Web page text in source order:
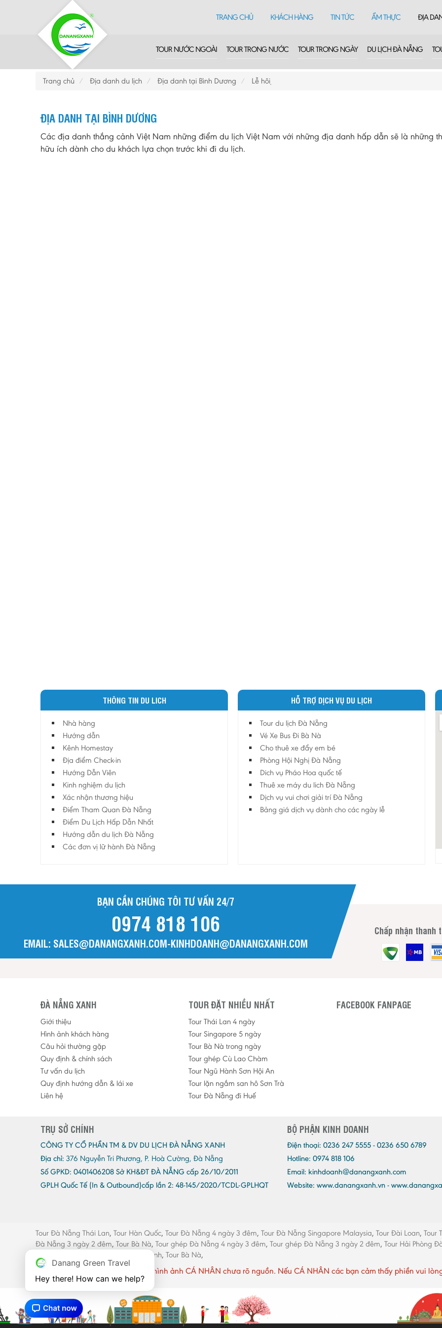
TRANG CHỦ KHÁCH HÀNG TIN TỨC ẨM THỰC ĐỊA
TOUR NƯỚC NGOÀI TOUR TRONG NƯỚC TOUR TRONG NGÀY DU LỊCH ĐÀ NẴNG
Trang chủ Địa danh du lịch Địa danh tại Bình Dương Lễ hội
ĐỊA DANH TẠI BÌNH DƯƠNG
Các địa danh thắng cảnh Việt Nam những điểm du lịch Việt Nam với những địa danh hấp dẫn sẽ là những
hữu ích dành cho du khách lựa chọn trước khi đi du lịch.
THÔNG TIN DU LICH
Nhà hàng
Hướng dẫn
Kênh Homestay
Địa điểm Check-in
Hướng Dẫn Viên
Kinh nghiệm du lịch
Xác nhận thương hiệu
Điểm Tham Quan Đà Nẵng
Điểm Du Lịch Hấp Dẫn Nhất
Hướng dẫn du lịch Đà Nẵng
Các đơn vị lữ hành Đà Nẵng
HỖ TRỢ DỊCH VỤ DU LỊCH
Tour du lịch Đà Nẵng
Vé Xe Bus Đi Bà Nà
Cho thuê xe đẩy em bé
Phòng Hội Nghị Đà Nẵng
Dich vụ Pháo Hoa quốc tế
Thuê xe máy du lich Đà Nẵng
Dịch vụ vui chơi giải trí Đà Nẵng
Bảng giá dịch vụ dành cho các ngày lễ
BẠN CẦN CHÚNG TÔI TƯ VẤN 24/7
0974 818 106
EMAIL: SALES@DANANGXANH.COM-KINHDOANH@DANANGXANH.COM
Chấp nhận thanh
ĐÀ NẴNG XANH
Giới thiệu
Hình ảnh khách hàng
Câu hỏi thường gặp
Quy định & chính sách
Tư vấn du lịch
Quy định hướng dẫn & lái xe
Liên hệ
TOUR ĐẶT NHIỀU NHẤT
Tour Thái Lan 4 ngày
Tour Singapore 5 ngày
Tour Bà Nà trong ngày
Tour ghép Cù Lao Chàm
Tour Ngũ Hành Sơn Hội An
Tour lặn ngắm san hô Sơn Trà
Tour Đà Nẵng đi Huế
FACEBOOK FANPAGE
TRỤ SỞ CHÍNH
CÔNG TY CỔ PHẦN TM & DV DU LỊCH ĐÀ NẴNG XANH
Địa chỉ: 376 Nguyễn Tri Phương, P. Hoà Cường, Đà Nẵng
Số GPKD: 0401406208 Sở KH&ĐT ĐÀ NẴNG cấp 26/10/2011
GPLH Quốc Tế (In & Outbound)cấp lần 2: 48-145/2020/TCDL-GPLHQT
BỘ PHẬN KINH DOANH
Điện thoại: 0236 247 5555 - 0236 650 6789
Hotline: 0974 818 106
Email: kinhdoanh@danangxanh.com
Website: www.danangxanh.vn -
Tour Đà Nẵng Thái Lan, Tour Hàn Quốc, Tour Đà Nẵng 4 ngày 3 đêm, Tour Đà Nẵng Singapore Malaysia, Tour Đài Loan, Tour
Đà Nẵng 3 ngày 2 đêm, Tour Bà Nà, Tour ghép Đà Nẵng 4 ngày 3 đêm, Tour ghép Đà Nẵng 3 ngày 2 đêm, Tour Hải Phòng
Thang máy Quảng Bình, Tour Bà Nà,
Website có sử dụng một số hình ảnh CÁ NHÂN chưa rõ nguồn. Nếu CÁ NHÂN các bạn cảm thấy phiền vui
Danang Green Travel
Hey there! How can we help?